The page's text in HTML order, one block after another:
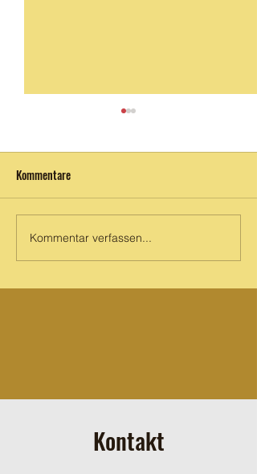
Eröffnung
Kommentare
Kommentar verfassen...
Kontakt